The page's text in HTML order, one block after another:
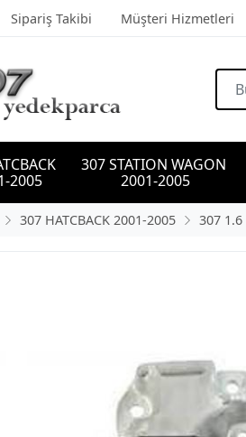
Sipariş Takibi Müşteri Hizmetleri
2005
307 STATION WAGON
2001-2005
307 HATCBACK 2001-2005 307 1.6